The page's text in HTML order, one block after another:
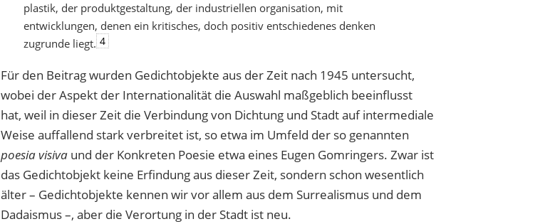
plastik, der produktgestaltung, der industriellen organisation, mit
entwicklungen, denen ein kritisches, doch positiv entschiedenes denken
zugrunde liegt. 4
Für den Beitrag wurden Gedichtobjekte aus der Zeit nach 1945 untersucht,
wobei der Aspekt der Internationalität die Auswahl maßgeblich beeinflusst
hat, weil in dieser Zeit die Verbindung von Dichtung und Stadt auf intermediale
Weise auffallend stark verbreitet ist, so etwa im Umfeld der so genannten
poesia visiva und der Konkreten Poesie etwa eines Eugen Gomringers. Zwar ist
das Gedichtobjekt keine Erfindung aus dieser Zeit, sondern schon wesentlich
älter – Gedichtobjekte kennen wir vor allem aus dem Surrealismus und dem
Dadaismus –, aber die Verortung in der Stadt ist neu.